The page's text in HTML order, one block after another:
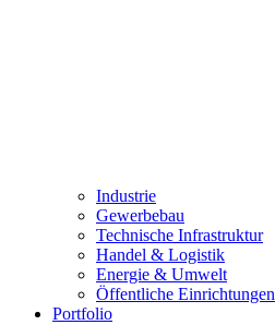
Industrie
Gewerbebau
Technische Infrastruktur
Handel & Logistik
Energie & Umwelt
Öffentliche Einrichtungen
Portfolio